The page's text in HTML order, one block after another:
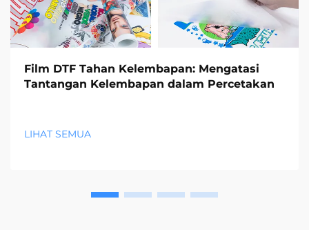
Film DTF Tahan Kelembapan: Mengatasi
Tantangan Kelembapan dalam Percetakan
LIHAT SEMUA